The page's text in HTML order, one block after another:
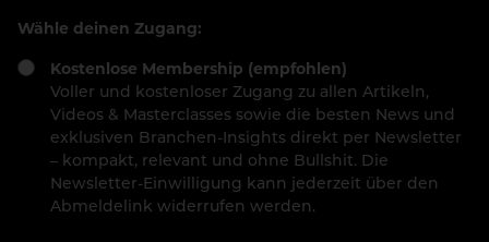
Wähle deinen Zugang:
Kostenlose Membership (empfohlen)
Voller und kostenloser Zugang zu allen Artikeln,
Videos & Masterclasses sowie die besten News und
exklusiven Branchen-Insights direkt per Newsletter
– kompakt, relevant und ohne Bullshit. Die
Newsletter-Einwilligung kann jederzeit über den
Abmeldelink widerrufen werden.